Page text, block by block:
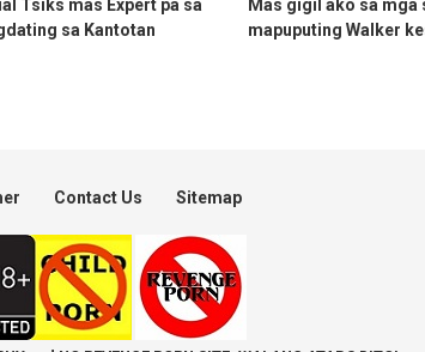
Tsiks mas Expert pa sa
sa Kantotan
Mas gigil ako sa mga
mapuputing Walker
Contact Us Sitemap